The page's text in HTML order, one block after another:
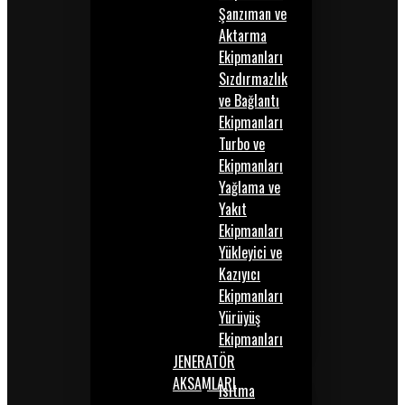
Şanzıman ve
Aktarma
Ekipmanları
Sızdırmazlık
ve Bağlantı
Ekipmanları
Turbo ve
Ekipmanları
Yağlama ve
Yakıt
Ekipmanları
Yükleyici ve
Kazıyıcı
Ekipmanları
Yürüyüş
Ekipmanları
JENERATÖR
AKSAMLARIIsıtma